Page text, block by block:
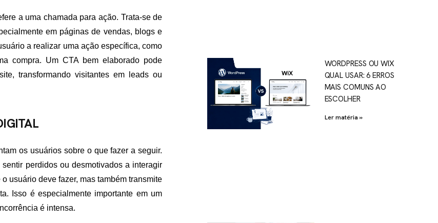
a uma chamada para ação. Trata-se de
em páginas de vendas, blogs e
a realizar uma ação específica, como
compra. Um CTA bem elaborado pode
transformando visitantes em leads ou
os usuários sobre o que fazer a seguir.
perdidos ou desmotivados a interagir
usuário deve fazer, mas também transmite
Isso é especialmente importante em um
é intensa.
WORDPRESS OU WIX
QUAL USAR: 6 ERROS
MAIS COMUNS AO
ESCOLHER
Ler matéria »